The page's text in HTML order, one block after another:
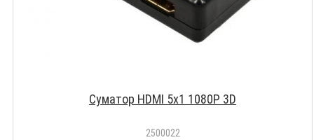
Суматор HDMI 5х1 1080P 3D
2500022